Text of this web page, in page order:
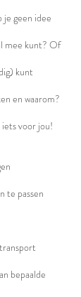
je geen idee
mee kunt? Of
kunt
en waarom?
voor jou!
te passen
bepaalde